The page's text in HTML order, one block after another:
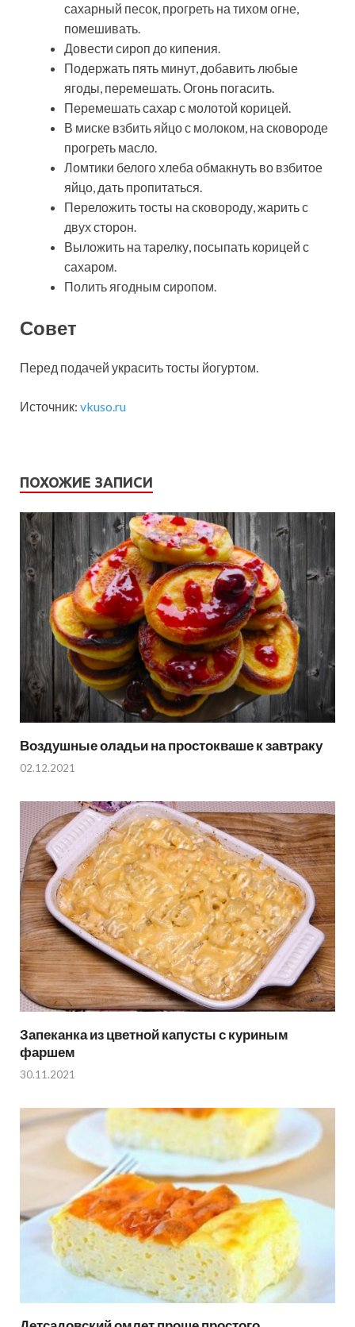
сахарный песок, прогреть на тихом огне,
помешивать.
Довести сироп до кипения.
Подержать пять минут, добавить любые
ягоды, перемешать. Огонь погасить.
Перемешать сахар с молотой корицей.
В миске взбить яйцо с молоком, на сковороде
прогреть масло.
Ломтики белого хлеба обмакнуть во взбитое
яйцо, дать пропитаться.
Переложить тосты на сковороду, жарить с
двух сторон.
Выложить на тарелку, посыпать корицей с
сахаром.
Полить ягодным сиропом.
Совет
Перед подачей украсить тосты йогуртом.
Источник: vkuso.ru
ПОХОЖИЕ ЗАПИСИ
Воздушные оладьи на простокваше к завтраку
02.12.2021
Запеканка из цветной капусты с куриным
фаршем
30.11.2021